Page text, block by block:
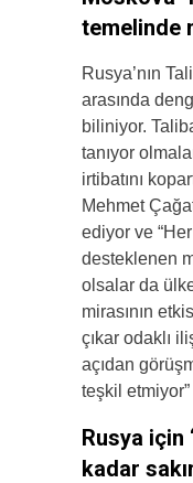
temelinde
Rusya’nın
arasında
biliniyor.
tanıyor
irtibatını
Mehmet
ediyor ve
desteklenen
olsalar da
mirasının
çıkar odaklı
açıdan
teşkil
Rusya için
kadar